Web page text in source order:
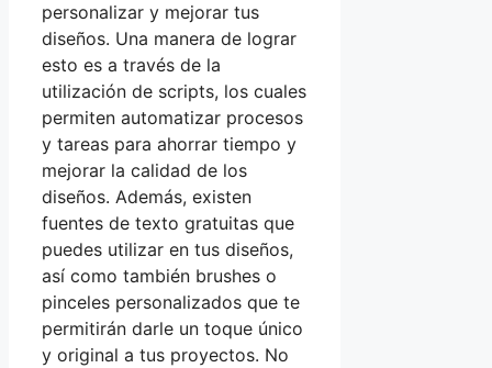
personalizar y mejorar tus
diseños. Una manera de lograr
esto es a través de la
utilización de scripts, los cuales
permiten automatizar procesos
y tareas para ahorrar tiempo y
mejorar la calidad de los
diseños. Además, existen
fuentes de texto gratuitas que
puedes utilizar en tus diseños,
así como también brushes o
pinceles personalizados que te
permitirán darle un toque único
y original a tus proyectos. No